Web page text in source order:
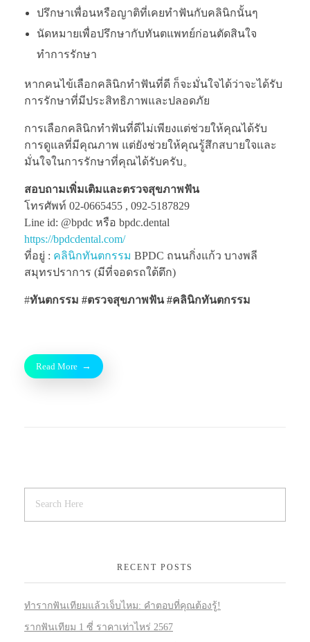
ปรึกษาเพื่อนหรือญาติที่เคยทำฟันกับคลินิกนั้นๆ
นัดหมายเพื่อปรึกษากับทันตแพทย์ก่อนตัดสินใจ
ทำการรักษา
หากคนไข้เลือกคลินิกทำฟันที่ดี ก็จะมั่นใจได้ว่าจะได้รับ
การรักษาที่มีประสิทธิภาพและปลอดภัย
การเลือกคลินิกทำฟันที่ดีไม่เพียงแต่ช่วยให้คุณได้รับ
การดูแลที่มีคุณภาพ แต่ยังช่วยให้คุณรู้สึกสบายใจและ
มั่นใจในการรักษาที่คุณได้รับครับ。
สอบถามเพิ่มเติมและตรวจสุขภาพฟัน
โทรศัพท์ 02-0665455 , 092-5187829
Line id: @bpdc หรือ bpdc.dental
https://bpdcdental.com/
ที่อยู่ : คลินิกทันตกรรม BPDC ถนนกิ่งแก้ว บางพลี
สมุทรปราการ (มีที่จอดรถใต้ตึก)
#ทันตกรรม #ตรวจสุขภาพฟัน #คลินิกทันตกรรม
Read More
RECENT POSTS
ทำรากฟันเทียมแล้วเจ็บไหม: คำตอบที่คุณต้องรู้!
รากฟันเทียม 1 ซี่ ราคาเท่าไหร่ 2567